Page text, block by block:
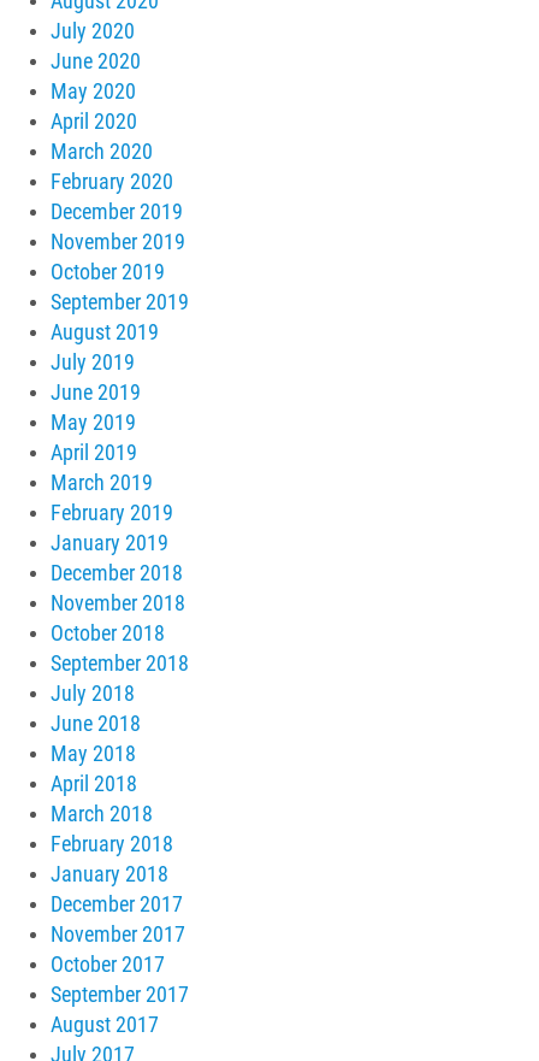
July 2020
June 2020
May 2020
April 2020
March 2020
February 2020
December 2019
November 2019
October 2019
September 2019
August 2019
July 2019
June 2019
May 2019
April 2019
March 2019
February 2019
January 2019
December 2018
November 2018
October 2018
September 2018
July 2018
June 2018
May 2018
April 2018
March 2018
February 2018
January 2018
December 2017
November 2017
October 2017
September 2017
August 2017
July 2017